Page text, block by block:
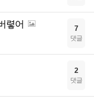
렿어 7
댓글
2
댓글